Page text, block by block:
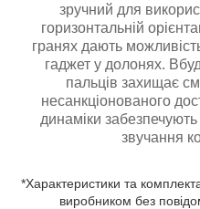
зручний для
горизонтальній
гранях дають
гаджет у долонях.
пальців захищає
несанкціонованого
динаміки
звучання
*Характеристики та
виробником без